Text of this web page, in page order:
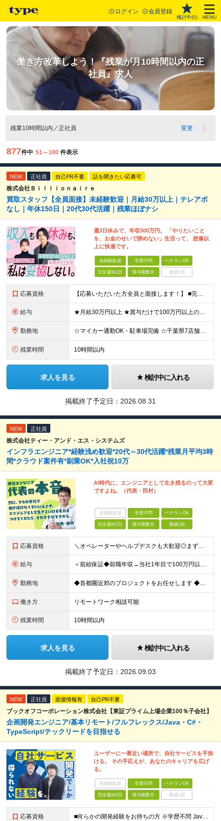
ログイン 会員登録
検討中(0) MENU
働き方改革しよう！『残業が月10時間以内の正
社員』求人
残業10時間以内／正社員 変更
877件中 51～100 件表示
NEW 正社員 自己PR不要 話を聞きたい応募可
株式会社Ｂｉｌｌｉｏｎａｉｒｅ
買取スタッフ【全員面接】未経験歓迎｜月給30万以上｜テレアポ
なし｜年休150日｜20代30代活躍｜残業ほぼナシ
週3日休みで、年収500万円。 「やりたいこと
を、お金のせいで諦めない」生活って、 想像以
上に快適です。
未経験歓迎 学歴不問 ベテランOK
完全週休2日 賞与複数月 面接1回
応募資格 【応募いただいた方全員と面接します！】 ■完全未経験OK ■転職回数・前職・スキル・学歴不問 ■20代～30代活躍中！ ★第二新卒も大歓迎 「新卒で入社したけど、環境が合わなくて早期に退職してしまっ
給与 ★月給30万円以上 ★賞与だけで100万円以上の支給実績も ★1年で年収1000万円のメンバー在籍 ★インセンティブで月20万円獲得した実績も 月給30万円～50万円＋賞与年1回（最大3カ月分）＋イ
勤務地 ☆マイカー通勤OK・駐車場完備 ☆千葉県7店舗で募集 ☆2026年新店舗立ち上げ店舗あり ☆転勤なし 本社、もしくは以下店舗での勤務になります。 【本社】 千葉県印旛郡酒々井町本佐倉457-2
残業時間 10時間以内
求人を見る 検討中に入れる
掲載終了予定日： 2026.08.31
NEW 正社員
株式会社ティー・アンド・エス・システムズ
インフラエンジニア*経験浅め歓迎*20代～30代活躍*残業月平均3時
間*クラウド案件有*副業OK*入社祝10万
AI時代に、エンジニアとして生き残るのって大変
ですよね。（代表・田村）
未経験歓迎 学歴不問 ベテランOK
完全週休2日 賞与複数月 面接1回
応募資格 ＼オペレーターやヘルプデスクも大歓迎◎まずはご応募ください／ ◆学歴不問 ◆IT業界での勤務経験がある方（職種・年数不問） ┗例：オペレーター、ヘルプデスク、開発からインフラ領域へのシフト、スク
給与 ＜前給保証◆前職年収→当社1年目で100万円以上アップ実績あり◆基本的に全員毎年昇給＞ 月給45万円（固定残業代：30時間分/85,470円）※PM/PL/PMO経験2年以上 月給36万円（固定残業
勤務地 ◆首都圏近郊のプロジェクトをお任せします ◆転勤なし ◆自社オフィスで働ける案件もございます 【本社】 東京都中央区日本橋小伝馬町1-1 日本橋末広ビル6階 ※変更の範囲：上記を除く当社関連勤務地
働き方 リモートワーク相談可能
残業時間 10時間以内
求人を見る 検討中に入れる
掲載終了予定日： 2026.09.03
NEW 正社員 面接情報有 自己PR不要
ブックオフコーポレーション株式会社【東証プライム上場企業100％子会社】
企画開発エンジニア/基本リモート/フルフレックス/Java・C#・
TypeScript/テックリードを目指せる
ユーザーに一番近い場所で、自社サービスを手掛
ける。 その手応えが、あなたのキャリアを広げ
る。
未経験歓迎 学歴不問 ベテランOK
完全週休2日 賞与複数月 面接1回
応募資格 ■何らかの開発経験をお持ちの方 ※学歴不問 Javaは経験ないがWebアプリケーション運用知識やDB知識が豊富など 何か一つでも強みがあれば活躍できる可能性があります！ 興味をお持ちいただけましたら